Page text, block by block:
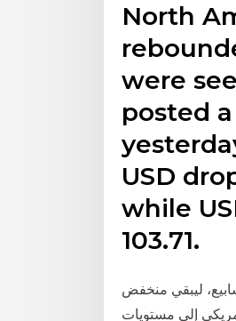
North
were
posted
USD
while
103.71.
ليبقي منخفض
الأمريكي إلى مستويات